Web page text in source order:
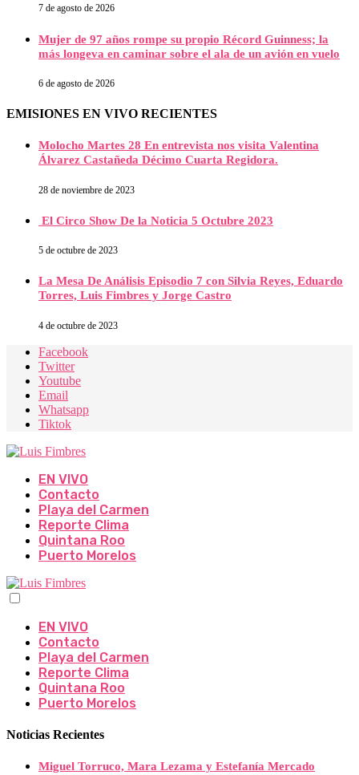
7 de agosto de 2026
Mujer de 97 años rompe su propio Récord Guinness; la
más longeva en caminar sobre el ala de un avión en vuelo
6 de agosto de 2026
EMISIONES EN VIVO RECIENTES
Molocho Martes 28 En entrevista nos visita Valentina
Álvarez Castañeda Décimo Cuarta Regidora.
28 de noviembre de 2023
El Circo Show De la Noticia 5 Octubre 2023
5 de octubre de 2023
La Mesa De Análisis Episodio 7 con Silvia Reyes, Eduardo
Torres, Luis Fimbres y Jorge Castro
4 de octubre de 2023
Facebook
Twitter
Youtube
Email
Whatsapp
Tiktok
EN VIVO
Contacto
Playa del Carmen
Reporte Clima
Quintana Roo
Puerto Morelos
EN VIVO
Contacto
Playa del Carmen
Reporte Clima
Quintana Roo
Puerto Morelos
Noticias Recientes
Miguel Torruco, Mara Lezama y Estefanía Mercado